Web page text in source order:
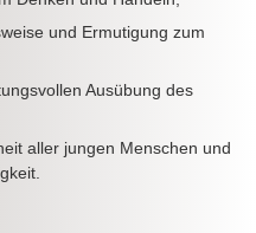
und Ermutigung zum
Ausübung des
aller jungen Menschen und